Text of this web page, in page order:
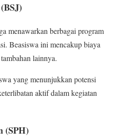
menawarkan berbagai program
Beasiswa ini mencakup biaya
lainnya.
yang menunjukkan potensi
aktif dalam kegiatan
(SPH)